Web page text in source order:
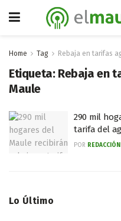
Home Tag Rebaja en tarifas
Etiqueta: Rebaja en
Maule
290 mil
tarifa del
POR
Lo Último